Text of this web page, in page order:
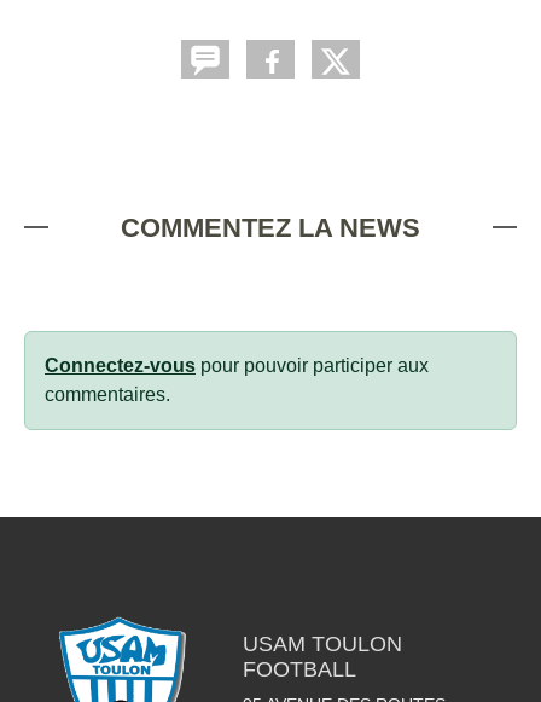
COMMENTEZ LA NEWS
Connectez-vous pour pouvoir participer aux
commentaires.
USAM TOULON
FOOTBALL